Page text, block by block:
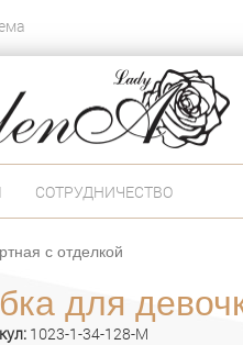
СОТРУДНИЧЕСТВО
с отделкой
для
1023-1-34-128-M